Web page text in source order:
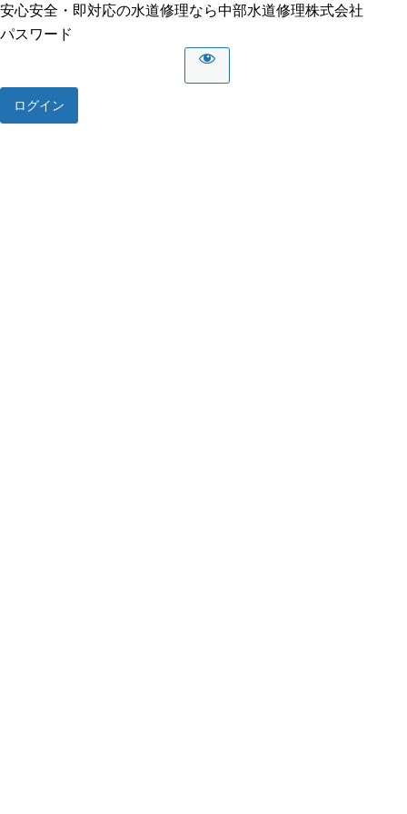
安心安全・即対応の水道修理なら中部水道修理株式会社
パスワード